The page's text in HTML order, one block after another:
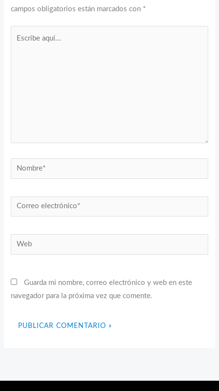
campos obligatorios están marcados con *
Nombre*
Correo
electrónico*
Web
Guarda mi nombre, correo electrónico y web en este
navegador para la próxima vez que comente.